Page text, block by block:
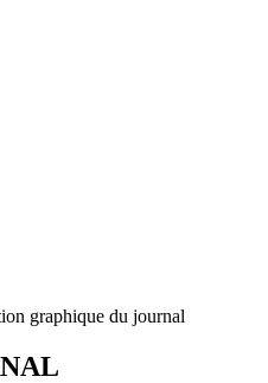
graphique du journal